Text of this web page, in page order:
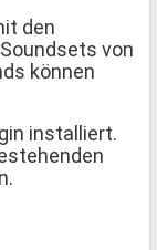
den
von
können
installiert.